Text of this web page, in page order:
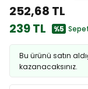
252,68 TL
239 TL
%5
Bu ürünü satın
kazanacaksınız.